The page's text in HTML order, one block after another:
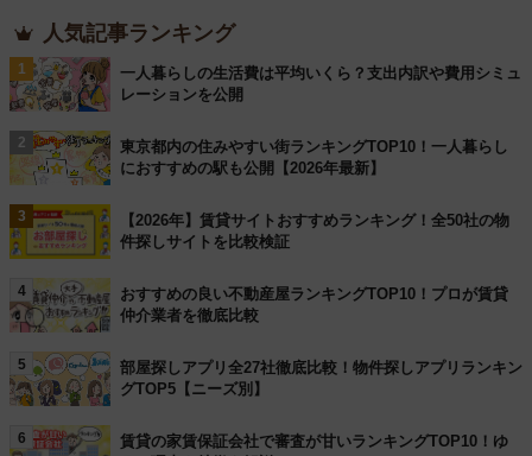
人気記事ランキング
1
一人暮らしの生活費は平均いくら？支出内訳や費用シミュ
レーションを公開
2
東京都内の住みやすい街ランキングTOP10！一人暮らし
におすすめの駅も公開【2026年最新】
3
【2026年】賃貸サイトおすすめランキング！全50社の物
件探しサイトを比較検証
4
おすすめの良い不動産屋ランキングTOP10！プロが賃貸
仲介業者を徹底比較
5
部屋探しアプリ全27社徹底比較！物件探しアプリランキン
グTOP5【ニーズ別】
6
賃貸の家賃保証会社で審査が甘いランキングTOP10！ゆ